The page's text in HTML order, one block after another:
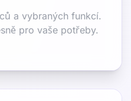
a vybraných funkcí.
pro vaše potřeby.